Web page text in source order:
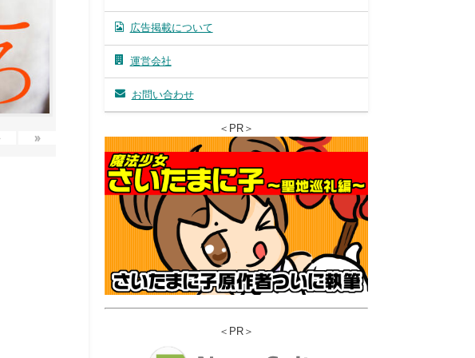
»
広告掲載について
運営会社
お問い合わせ
＜PR＞
＜PR＞